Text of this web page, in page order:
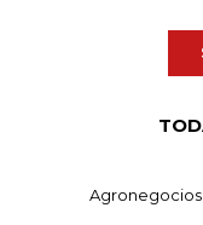
Agronegocios